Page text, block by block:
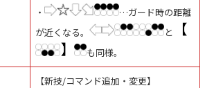
・
…ガード時の距離
が近くなる。
と
も同様。
【新技/コマンド追加・変更】